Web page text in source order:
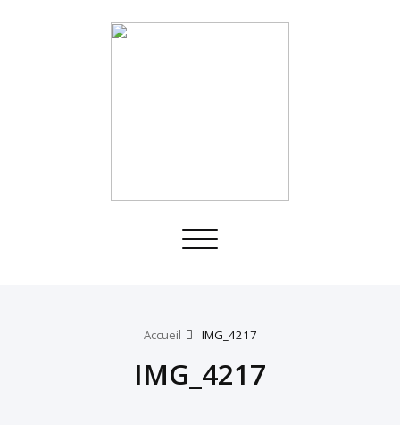
Toggle
Accueil IMG_4217
IMG_4217